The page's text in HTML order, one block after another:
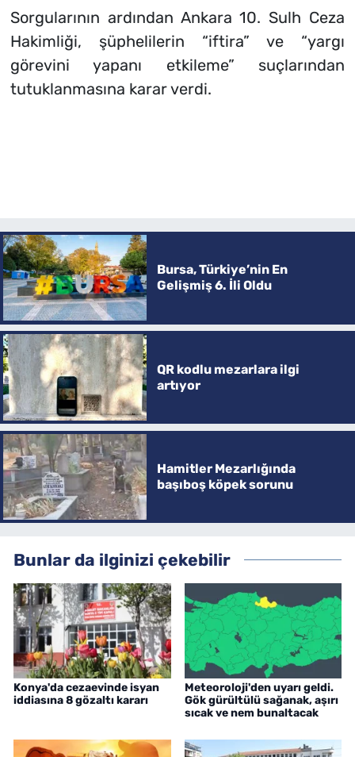
Sorgularının ardından Ankara 10. Sulh Ceza
Hakimliği, şüphelilerin “iftira”ve “yargı
görevini yapanı etkileme” suçlarından
tutuklanmasına karar verdi.
Bursa, Türkiye’nin En
Gelişmiş 6. İli Oldu
QR kodlu mezarlara ilgi
artıyor
Hamitler Mezarlığında
başıboş köpek sorunu
Bunlar da ilginizi çekebilir
Konya'da cezaevinde isyan
iddiasına 8 gözaltı kararı
Meteoroloji'den uyarı geldi.
Gök gürültülü sağanak, aşırı
sıcak ve nem bunaltacak